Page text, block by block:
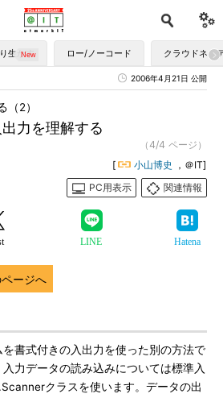
生かす ロー/ノーコード クラウドネイ
2006年4月21日 公開
力を理解する
（2）
（4/4 ページ）
[
小山博史
，＠IT]
PC用表示
関連情報
LINE Hatena
ージへ
書式付きの入出力を使った別の方法で
力データの読み込みについては標準入
クラスを使います。データの出